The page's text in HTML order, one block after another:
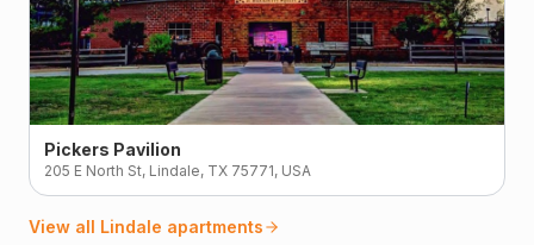
Pickers Pavilion
205 E North St, Lindale, TX 75771, USA
View all Lindale apartments